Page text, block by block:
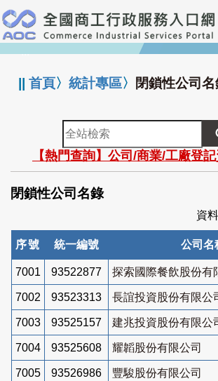
跳
到
主
要
:::
||首頁〉統計專區〉 閉鎖性公司
全
站
檢
索
【熱門查詢】公司/商業/工廠登
閉鎖性公司名錄
資
序號 統一編號 公司名
7001 93522877 探索國際餐飲股份有
7002 93523313 長誼投資股份有限公
7003 93525157 建兆投資股份有限公
7004 93525608 耀韜股份有限公司
7005 93526986 豐駿股份有限公司